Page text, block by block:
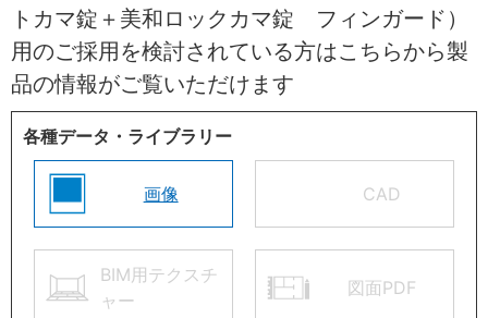
トカマ錠＋美和ロックカマ錠 フィンガード）
用のご採用を検討されている方はこちらから製
品の情報がご覧いただけます
各種データ・ライブラリー
画像 CAD
BIM用テクスチ
ャー
図面PDF